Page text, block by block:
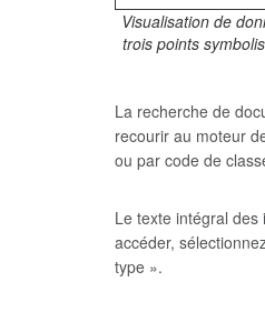
Visualisation de
trois points
La recherche de
recourir au moteur
ou par code de
Le texte intégral
accéder,
type ».